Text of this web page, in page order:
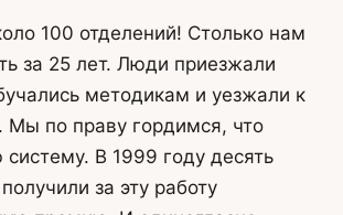
100 отделений! Столько нам
за 25 лет. Люди приезжали
методикам и уезжали к
Мы по праву гордимся, что
систему. В 1999 году десять
за эту работу